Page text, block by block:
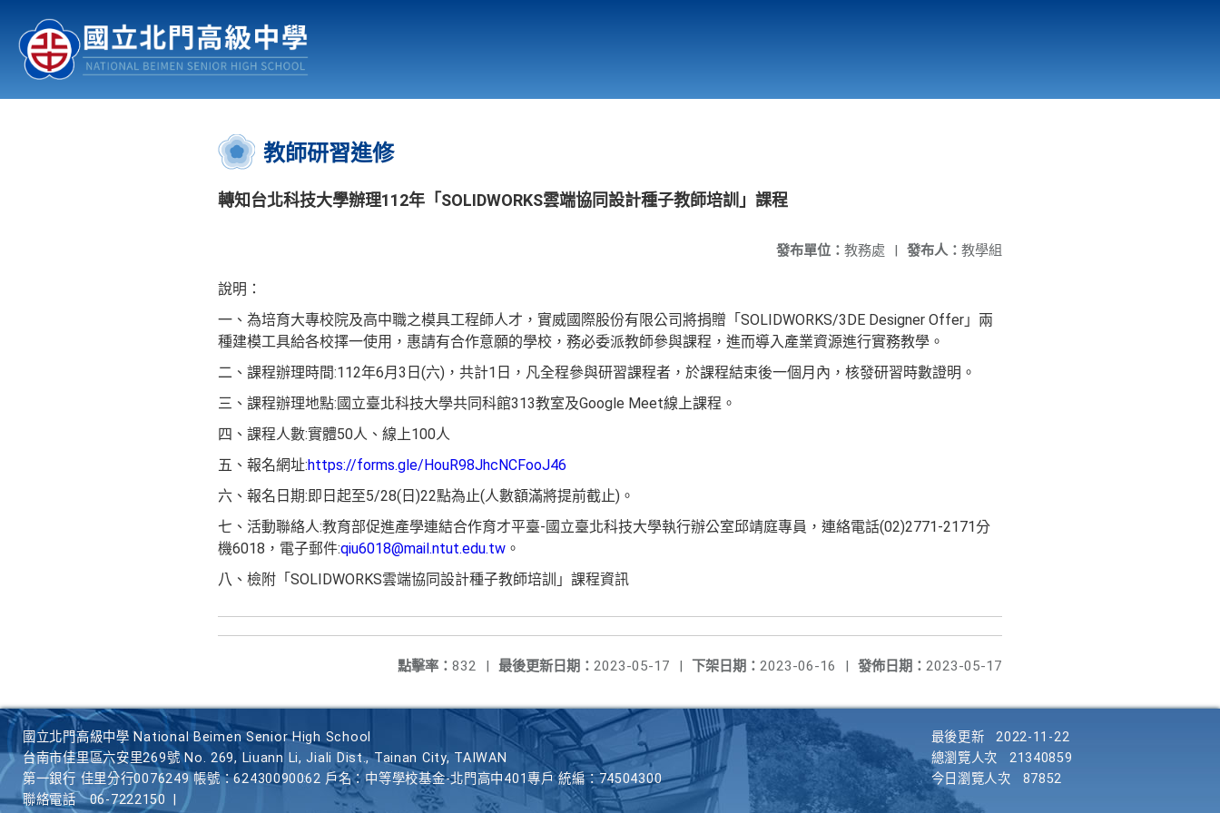
認識北中 行事曆
:::
教師研習進修
轉知台北科技大學辦理112年「SOLIDWORKS雲端協同設計種子教師培訓」課程
發布人： 教學組
發布單位： 教務處 |
說明：
一、為培育大專校院及高中職之模具工程師人才，實威國際股份有限公司將捐贈「SOLIDWORKS/3DE Designer Offer」兩
種建模工具給各校擇一使用，惠請有合作意願的學校，務必委派教師參與課程，進而導入產業資源進行實務教學。
二、課程辦理時間:112年6月3日(六)，共計1日，凡全程參與研習課程者，於課程結束後一個月內，核發研習時數證明。
三、課程辦理地點:國立臺北科技大學共同科館313教室及Google Meet線上課程。
四、課程人數:實體50人、線上100人
五、報名網址:https://forms.gle/HouR98JhcNCFooJ46
六、報名日期:即日起至5/28(日)22點為止(人數額滿將提前截止)。
七、活動聯絡人:教育部促進產學連結合作育才平臺-國立臺北科技大學執行辦公室邱靖庭專員，連絡電話(02)2771-2171分
機6018，電子郵件:qiu6018@mail.ntut.edu.tw 。
八、檢附「SOLIDWORKS雲端協同設計種子教師培訓」課程資訊
發佈日期： 2023-05-17
下架日期： 2023-06-16 |
最後更新日期： 2023-05-17 |
點擊率： 832 |
國立北門高級中學 National Beimen Senior High School
台南市佳里區六安里269號 No. 269, Liuann Li, Jiali Dist., Tainan City, TAIWAN
第一銀行 佳里分行0076249 帳號：62430090062 戶名：中等學校基金-北門高中401專戶 統編：74504300
聯絡電話
06-7222150
最後更新
2022-11-22
總瀏覽人次
21340859
今日瀏覽人次
87852